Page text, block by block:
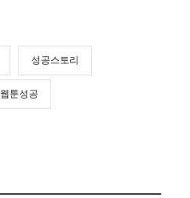
성공스토리
웹툰성공